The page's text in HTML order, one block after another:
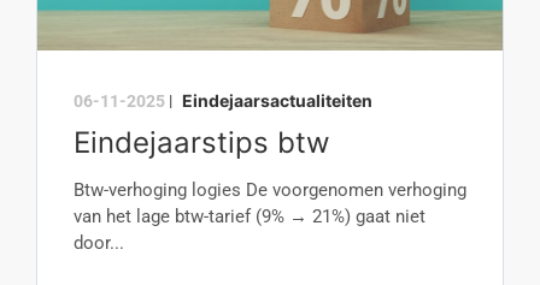
06-11-2025 | Eindejaarsactualiteiten
Eindejaarstips btw
Btw-verhoging logies De voorgenomen verhoging
van het lage btw-tarief (9% → 21%) gaat niet
door...